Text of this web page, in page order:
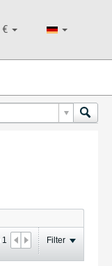
€
1 Filter